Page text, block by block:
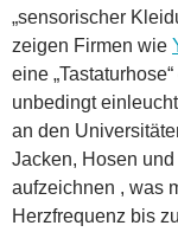
„sensorischer
zeigen Firmen wie
eine
unbedingt
an den
Jacken, Hosen
aufzeichnen , was
Herzfrequenz bis